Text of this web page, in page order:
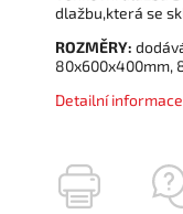
dlažbu,která se
ROZMĚRY:
80x600x400mm,
Detailní informace